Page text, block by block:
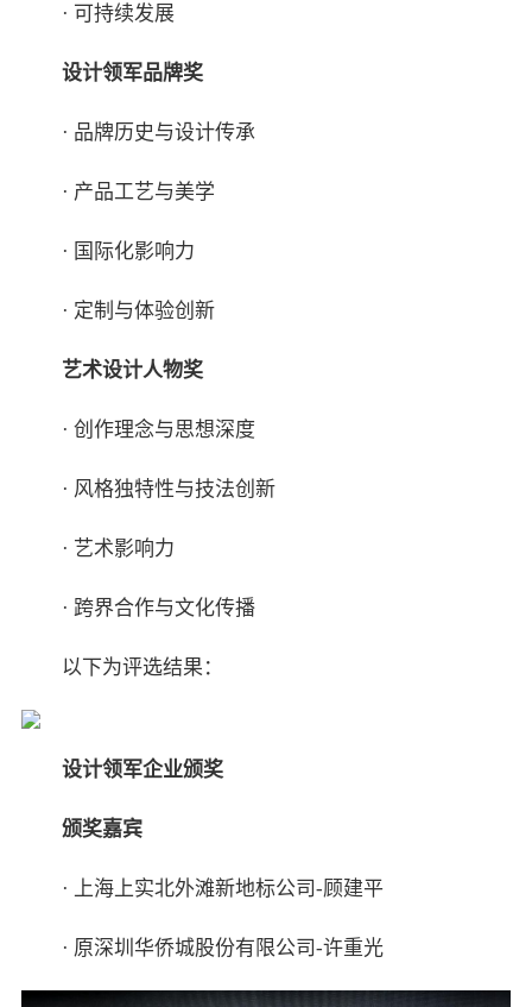
· 可持续发展
设计领军品牌奖
· 品牌历史与设计传承
· 产品工艺与美学
· 国际化影响力
· 定制与体验创新
艺术设计人物奖
· 创作理念与思想深度
· 风格独特性与技法创新
· 艺术影响力
· 跨界合作与文化传播
以下为评选结果：
设计领军企业颁奖
颁奖嘉宾
· 上海上实北外滩新地标公司-顾建平
· 原深圳华侨城股份有限公司-许重光